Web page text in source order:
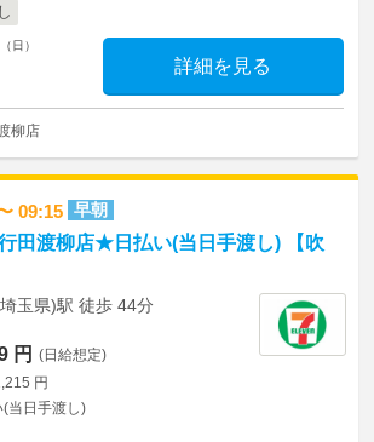
日）
詳細を見る
柳店
09:15 早朝
田渡柳店★日払い(当日手渡し) 【吹
玉県)駅 徒歩 44分
円 (日給想定)
円
(当日手渡し)